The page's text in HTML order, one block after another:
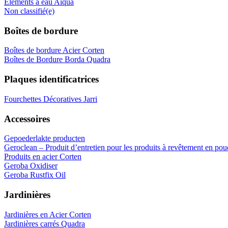
Éléments à eau Aiqua
Non classifié(e)
Boîtes de bordure
Boîtes de bordure Acier Corten
Boîtes de Bordure Borda Quadra
Plaques identificatrices
Fourchettes Décoratives Jarri
Accessoires
Gepoederlakte producten
Geroclean – Produit d’entretien pour les produits à revêtement en
Produits en acier Corten
Geroba Oxidiser
Geroba Rustfix Oil
Jardinières
Jardinières en Acier Corten
Jardinières carrés Quadra